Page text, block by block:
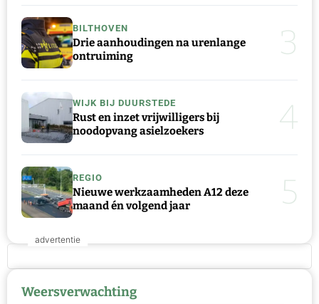
BILTHOVEN
Drie aanhoudingen na urenlange
ontruiming
3
WIJK BIJ DUURSTEDE
Rust en inzet vrijwilligers bij
noodopvang asielzoekers
4
REGIO
Nieuwe werkzaamheden A12 deze
maand én volgend jaar
5
Weersverwachting